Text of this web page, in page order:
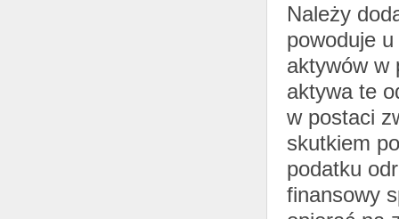
Należy
powoduje
aktywów w
aktywa te
w postaci
skutkiem
podatku
finansowy